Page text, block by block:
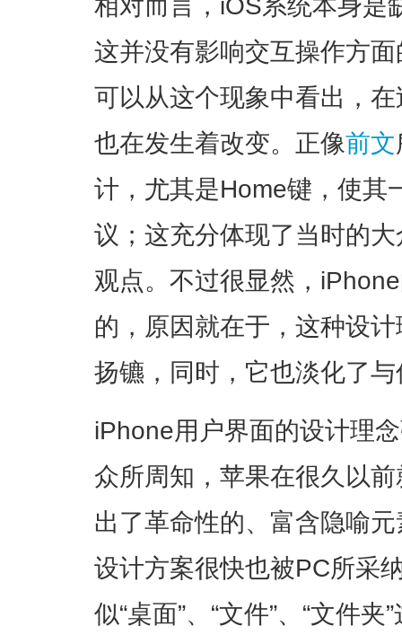
这并没有影响交互操作方
可以从这个现象中看出，
也在发生着改变。正像前文
计，尤其是Home键，使其
议；这充分体现了当时的
观点。不过很显然，
的，原因就在于，这种设
扬镳，同时，它也淡化了
iPhone用户界面的设计理念
众所周知，苹果在很久以
出了革命性的、富含隐喻
设计方案很快也被PC所采
似“桌面”、“文件”、“文件